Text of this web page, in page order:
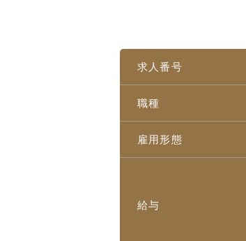
求人番号
職種
雇用形態
給与